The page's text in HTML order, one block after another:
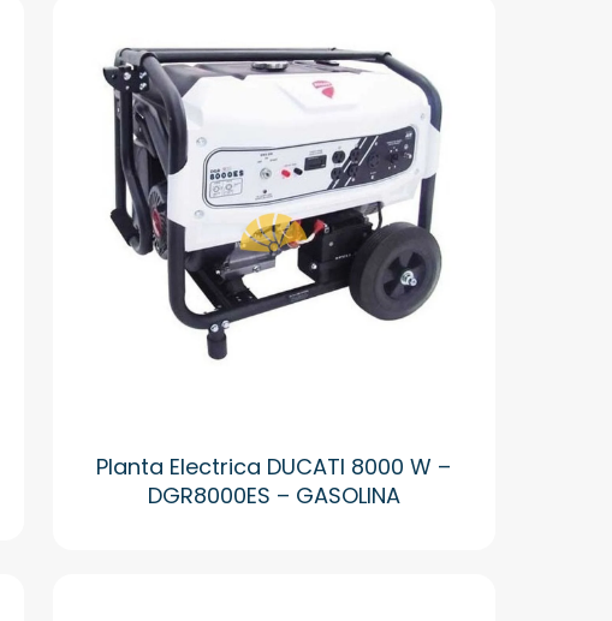
Planta Electrica DUCATI 8000 W –
DGR8000ES – GASOLINA